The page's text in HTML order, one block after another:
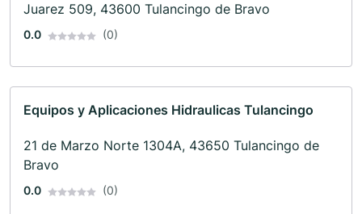
Juarez 509, 43600 Tulancingo de Bravo
0.0 (0)
Equipos y Aplicaciones Hidraulicas Tulancingo
21 de Marzo Norte 1304A, 43650 Tulancingo de
Bravo
0.0 (0)